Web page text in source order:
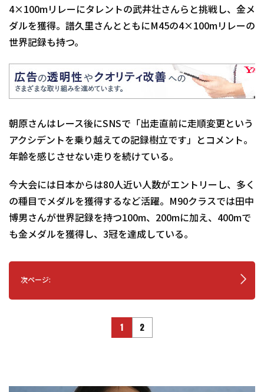
4×100mリレーにタレントの武井壮さんらと挑戦し、金メ
ダルを獲得。譜久里さんとともにM45の4×100mリレーの
世界記録も持つ。
朝原さんはレース後にSNSで「出走直前に走順変更という
アクシデントを乗り越えての記録樹立です」とコメント。
年齢を感じさせない走りを続けている。
今大会には日本からは80人近い人数がエントリーし、多く
の種目でメダルを獲得するなど活躍。M90クラスでは田中
博男さんが世界記録を持つ100m、200mに加え、400mで
も金メダルを獲得し、3冠を達成している。
次ページ:
1 2